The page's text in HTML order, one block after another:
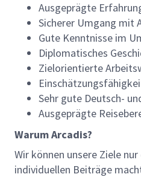
Ausgeprägte
Sicherer Umgang mit
Gute Kenntnisse im
Diplomatisches
Zielorientierte
Sehr gute Deutsch-
Ausgeprägte
Warum Arcadis?
Wir können unsere Ziele
individuellen Beiträge